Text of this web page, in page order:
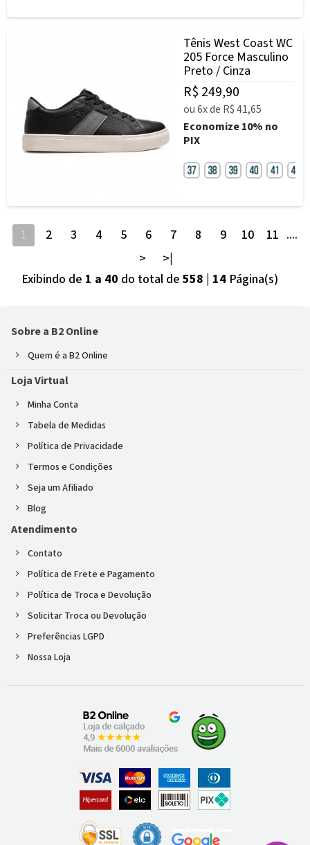
Tênis West Coast WC
205 Force Masculino
Preto / Cinza
R$ 249,90
ou6xde R$ 41,65
Economize10% no
PIX
1 2 3 4 5 6 7 8 9 10 11 ....
>
>|
Exibindo de 1 a 40 do total de 558 | 14 Página(s)
Sobre a B2 Online
Quem é a B2 Online
Loja Virtual
Minha Conta
Tabela de Medidas
Política de Privacidade
Termos e Condições
Seja um Afiliado
Blog
Atendimento
Contato
Política de Frete e Pagamento
Política de Troca e Devolução
Solicitar Troca ou Devolução
Preferências LGPD
Nossa Loja